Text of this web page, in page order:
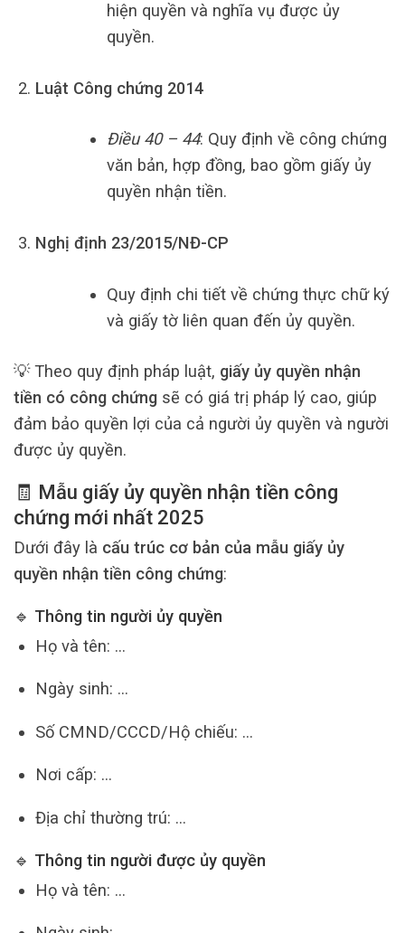
hiện quyền và nghĩa vụ được ủy
quyền.
Luật Công chứng 2014
Điều 40 – 44: Quy định về công chứng
văn bản, hợp đồng, bao gồm giấy ủy
quyền nhận tiền.
Nghị định 23/2015/NĐ-CP
Quy định chi tiết về chứng thực chữ ký
và giấy tờ liên quan đến ủy quyền.
💡 Theo quy định pháp luật, giấy ủy quyền nhận
tiền có công chứng sẽ có giá trị pháp lý cao, giúp
đảm bảo quyền lợi của cả người ủy quyền và người
được ủy quyền.
🧾 Mẫu giấy ủy quyền nhận tiền công
chứng mới nhất 2025
Dưới đây là cấu trúc cơ bản của mẫu giấy ủy
quyền nhận tiền công chứng:
🔹 Thông tin người ủy quyền
Họ và tên: …
Ngày sinh: …
Số CMND/CCCD/Hộ chiếu: …
Nơi cấp: …
Địa chỉ thường trú: …
🔹 Thông tin người được ủy quyền
Họ và tên: …